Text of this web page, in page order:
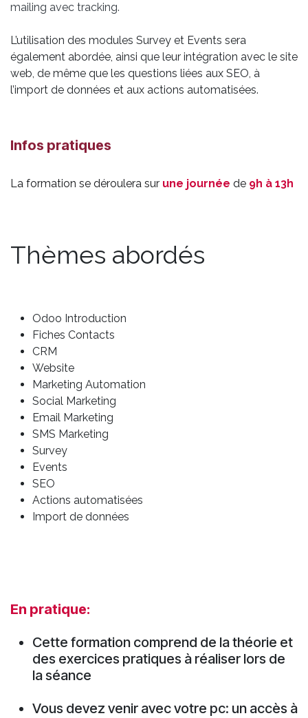
mailing avec tracking.
L’utilisation des modules Survey et Events sera
également abordée, ainsi que leur intégration avec le site
web, de même que les questions liées aux SEO, à
l’import de données et aux actions automatisées.
Infos pratiques
La formation se déroulera sur une journée de 9h à 13h
Thèmes abordés
Odoo Introduction
Fiches Contacts
CRM
Website
Marketing Automation
Social Marketing
Email Marketing
SMS Marketing
Survey
Events
SEO
Actions automatisées
Import de données
En pratique:
Cette formation comprend de la théorie et
des exercices pratiques à réaliser lors de
la séance
Vous devez venir avec votre pc: un accès à